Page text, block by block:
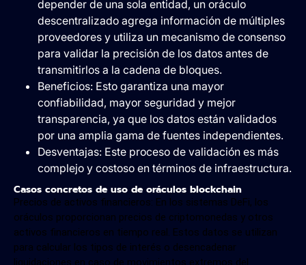
depender de una sola entidad, un oráculo
descentralizado agrega información de múltiples
proveedores y utiliza un mecanismo de consenso
para validar la precisión de los datos antes de
transmitirlos a la cadena de bloques.
Beneficios: Esto garantiza una mayor
confiabilidad, mayor seguridad y mejor
transparencia, ya que los datos están validados
por una amplia gama de fuentes independientes.
Desventajas: Este proceso de validación es más
complejo y costoso en términos de infraestructura.
Casos concretos de uso de oráculos blockchain
Precios de activos financieros: En los sistemas DeFi, los
oráculos proporcionan precios de criptomonedas y otros
activos financieros en tiempo real. Estos datos se utilizan
para calcular los tipos de interés o desencadenar
liquidaciones en caso de movimientos extremos del